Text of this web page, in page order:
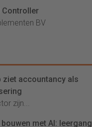
Controller
BV
ziet accountancy als
zijn...
met AI: leergang